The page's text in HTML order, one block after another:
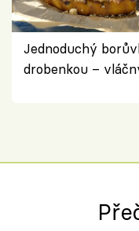
Jednoduchý
drobenkou –